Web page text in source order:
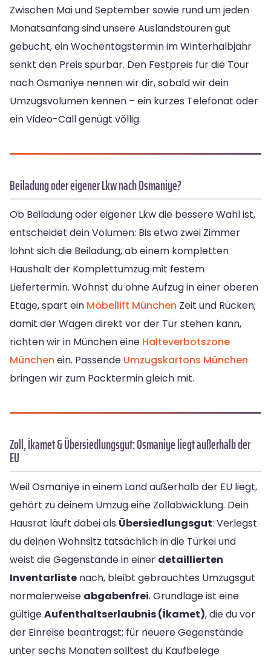
Zwischen Mai und September sowie rund um jeden
Monatsanfang sind unsere Auslandstouren gut
gebucht, ein Wochentagstermin im Winterhalbjahr
senkt den Preis spürbar. Den Festpreis für die Tour
nach Osmaniye nennen wir dir, sobald wir dein
Umzugsvolumen kennen – ein kurzes Telefonat oder
ein Video-Call genügt völlig.
Beiladung oder eigener Lkw nach Osmaniye?
Ob Beiladung oder eigener Lkw die bessere Wahl ist,
entscheidet dein Volumen: Bis etwa zwei Zimmer
lohnt sich die Beiladung, ab einem kompletten
Haushalt der Komplettumzug mit festem
Liefertermin. Wohnst du ohne Aufzug in einer oberen
Etage, spart ein Möbellift München Zeit und Rücken;
damit der Wagen direkt vor der Tür stehen kann,
richten wir in München eine Halteverbotszone
München ein. Passende Umzugskartons München
bringen wir zum Packtermin gleich mit.
Zoll, İkamet & Übersiedlungsgut: Osmaniye liegt außerhalb der
EU
Weil Osmaniye in einem Land außerhalb der EU liegt,
gehört zu deinem Umzug eine Zollabwicklung. Dein
Hausrat läuft dabei als Übersiedlungsgut: Verlegst
du deinen Wohnsitz tatsächlich in die Türkei und
weist die Gegenstände in einer detaillierten
Inventarliste nach, bleibt gebrauchtes Umzugsgut
normalerweise abgabenfrei. Grundlage ist eine
gültigeAufenthaltserlaubnis (İkamet), die du vor
der Einreise beantragst; für neuere Gegenstände
unter sechs Monaten solltest du Kaufbelege